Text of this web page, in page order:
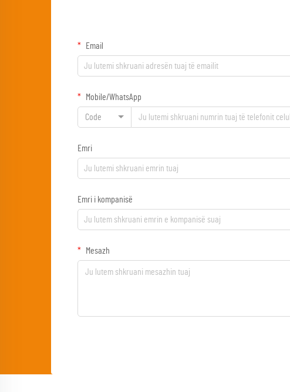
Email
Mobile/WhatsApp
Code
Emri
Emri i kompanisë
Mesazh